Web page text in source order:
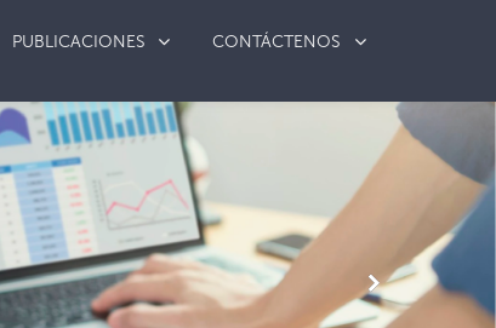
PUBLICACIONES CONTÁCTENOS
Next